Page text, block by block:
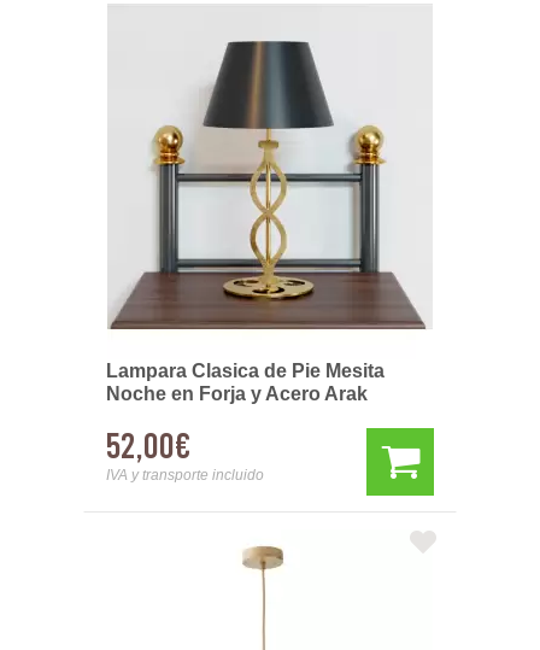
Lampara Clasica de Pie Mesita
Noche en Forja y Acero Arak
52,00€
IVA y transporte incluido